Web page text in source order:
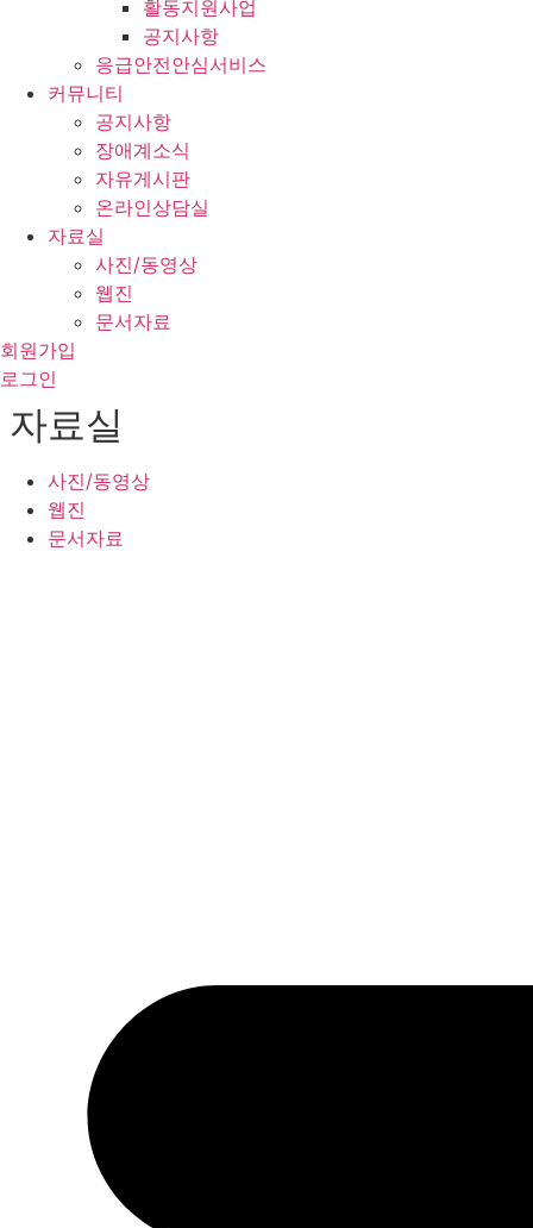
활동지원사업
공지사항
응급안전안심서비스
커뮤니티
공지사항
장애계소식
자유게시판
온라인상담실
자료실
사진/동영상
웹진
문서자료
회원가입
로그인
자료실
사진/동영상
웹진
문서자료